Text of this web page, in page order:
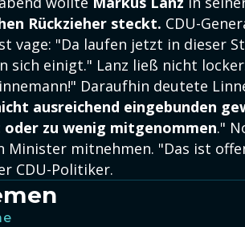
Rückzieher steckt. CDU-
vage: "Da laufen jetzt in dieser
sich einigt." Lanz ließ nicht
Daraufhin deutete
ausreichend eingebunden
zu wenig mitgenommen."
Minister mitnehmen. "Das ist
CDU-Politiker.